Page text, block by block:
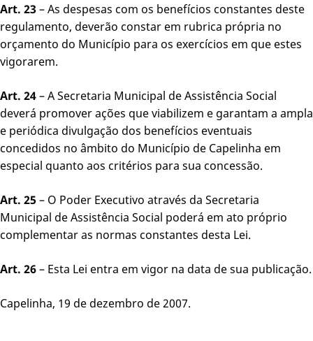
Art. 23– As despesas com os benefícios constantes deste
regulamento, deverão constar em rubrica própria no
orçamento do Município para os exercícios em que estes
vigorarem.
Art. 24– A Secretaria Municipal de Assistência Social
deverá promover ações que viabilizem e garantam a ampla
e periódica divulgação dos benefícios eventuais
concedidos no âmbito do Município de Capelinha em
especial quanto aos critérios para sua concessão.
Art. 25– O Poder Executivo através da Secretaria
Municipal de Assistência Social poderá em ato próprio
complementar as normas constantes desta Lei.
Art. 26– Esta Lei entra em vigor na data de sua publicação.
Capelinha, 19 de dezembro de 2007.